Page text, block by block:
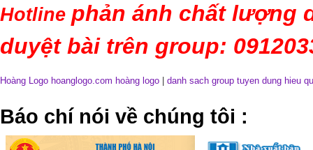
Hotline phản ánh chất lượng
duyệt bài trên group:
Hoàng Logo hoanglogo.com hoàng logo danh sach group tuyen dung hieu
​Báo chí nói về chúng tôi :